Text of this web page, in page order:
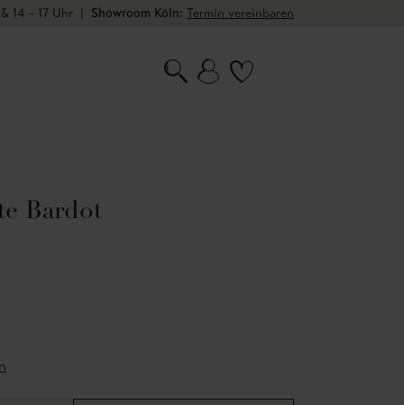
14 – 17 Uhr | Showroom Köln: Termin vereinbaren
Bardot